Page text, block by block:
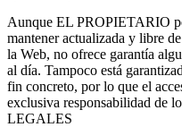
Aunque EL PROPIETARIO
mantener actualizada y libre
la Web, no ofrece garantía
al día. Tampoco está
fin concreto, por lo que el
exclusiva responsabilidad de
LEGALES